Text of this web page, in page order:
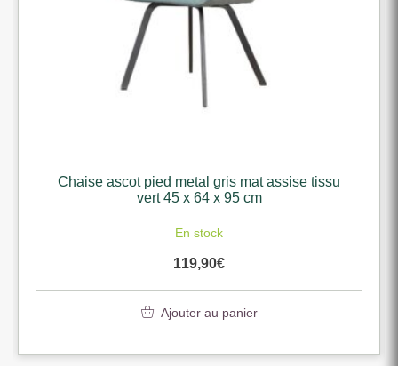
Chaise ascot pied metal gris mat assise tissu
vert 45 x 64 x 95 cm
En stock
119,90€
Ajouter au panier